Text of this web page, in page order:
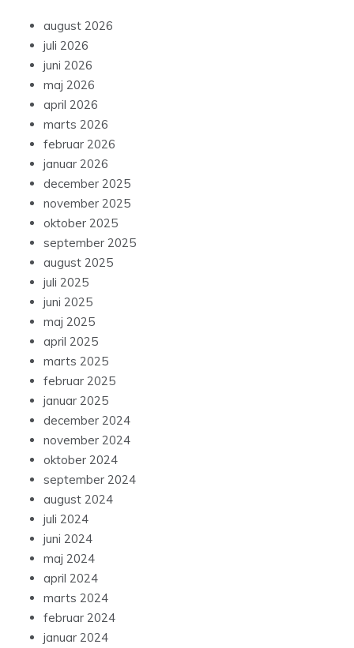
august 2026
juli 2026
juni 2026
maj 2026
april 2026
marts 2026
februar 2026
januar 2026
december 2025
november 2025
oktober 2025
september 2025
august 2025
juli 2025
juni 2025
maj 2025
april 2025
marts 2025
februar 2025
januar 2025
december 2024
november 2024
oktober 2024
september 2024
august 2024
juli 2024
juni 2024
maj 2024
april 2024
marts 2024
februar 2024
januar 2024